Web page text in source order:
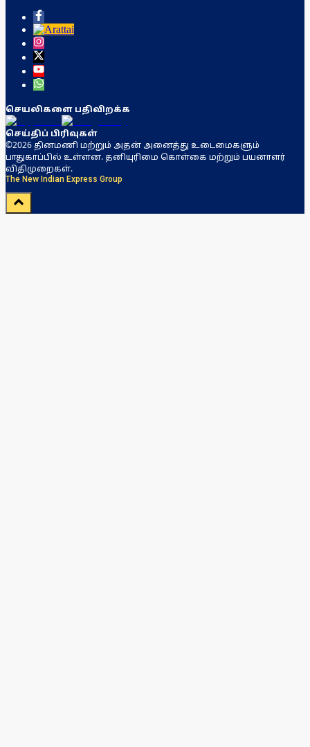
செயலிகளை பதிவிறக்க
செய்திப் பிரிவுகள்
©2026 தினமணி மற்றும் அதன் அனைத்து உடைமைகளும்
பாதுகாப்பில் உள்ளன. தனியுரிமை கொள்கை மற்றும் பயனாளர்
விதிமுறைகள்.
The New Indian Express Group